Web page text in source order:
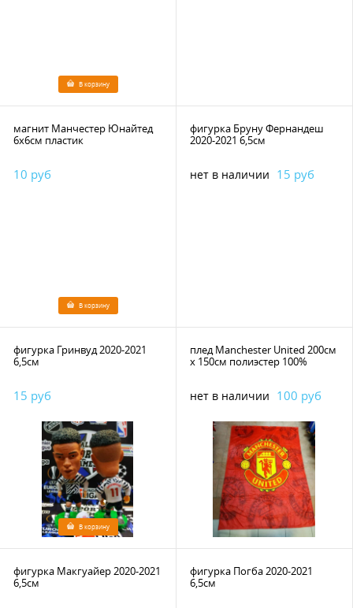
В корзину
магнит Манчестер Юнайтед
6х6см пластик
10 руб
В корзину
фигурка Бруну Фернандеш
2020-2021 6,5см
нет в наличии 15 руб
фигурка Гринвуд 2020-2021
6,5см
15 руб
В корзину
плед Manchester United 200см
х 150см полиэстер 100%
нет в наличии 100 руб
фигурка Макгуайер 2020-2021
6,5см
фигурка Погба 2020-2021
6,5см